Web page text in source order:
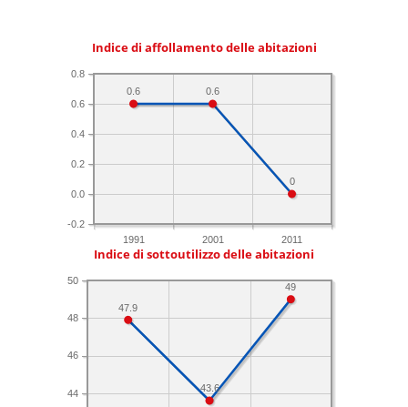
Indice di affollamento delle abitazioni
1991 2001 2011
-0.2
0.0
0.2
0.4
0.6
0.8
0
0.6
0.6
Indice di sottoutilizzo delle abitazioni
44
46
48
50
49
43.6
47.9